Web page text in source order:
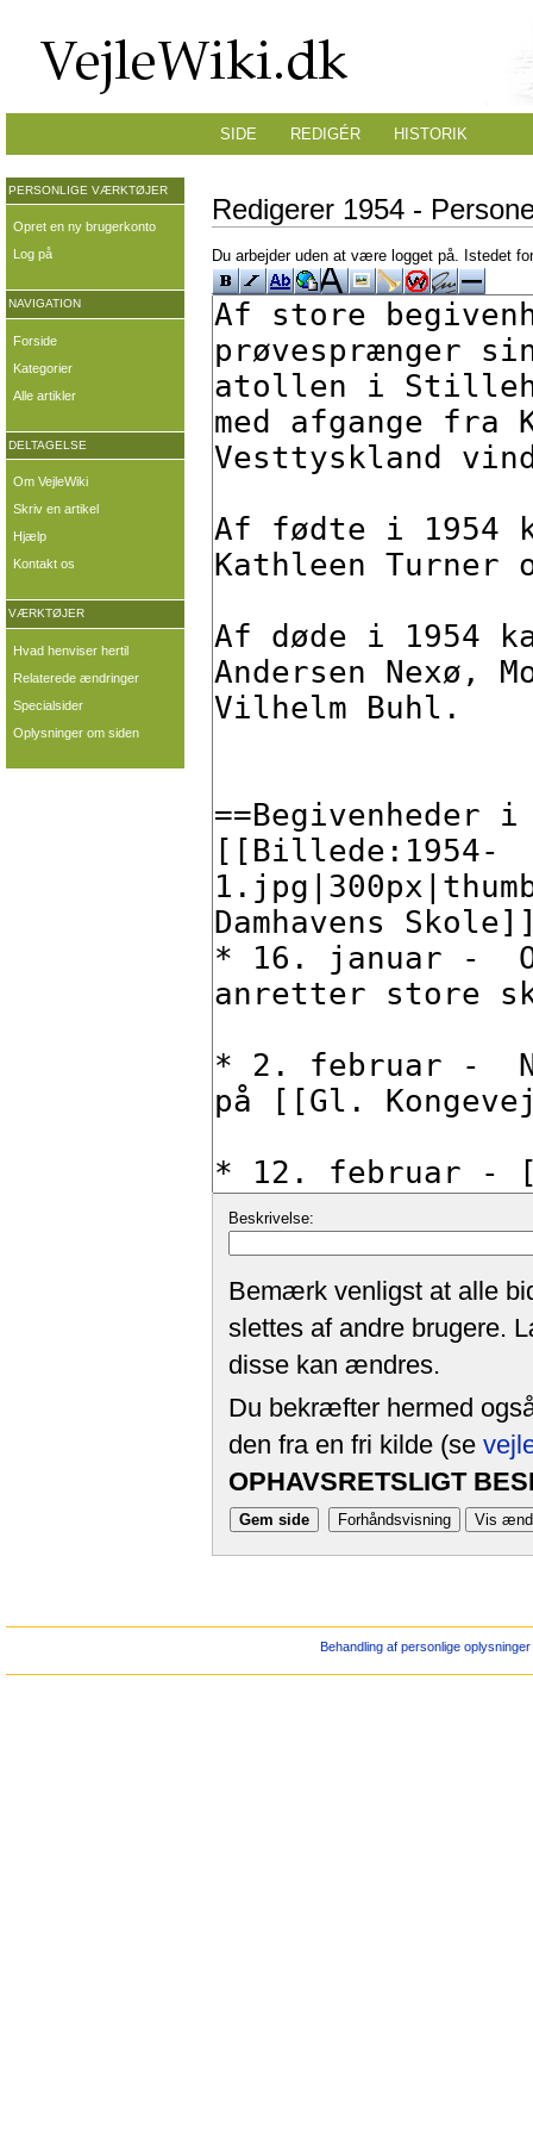
Redigerer 1954 -
Du arbejder uden at være logget på. Istedet
Beskrivelse:
Bemærk venligst at alle
slettes af andre brugere.
disse kan ændres.
Du bekræfter hermed
den fra en fri kilde (se
OPHAVSRETSLIGT
SIDE REDIGÉR HISTORIK
PERSONLIGE VÆRKTØJER
Opret en ny brugerkonto
Log på
NAVIGATION
Forside
Kategorier
Alle artikler
DELTAGELSE
Om VejleWiki
Skriv en artikel
Hjælp
Kontakt os
VÆRKTØJER
Hvad henviser hertil
Relaterede ændringer
Specialsider
Oplysninger om siden
Behandling af personlige oplysninger